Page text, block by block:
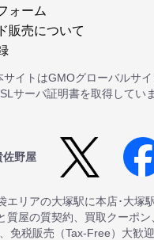
ォーム
販売について
サイトはGMOグローバルサ
サーバ証明書を取得していま
野屋
エリアの大塚駅に本店･大
屋の質契約、買取クーポ
税販売（Tax-Free）大歓